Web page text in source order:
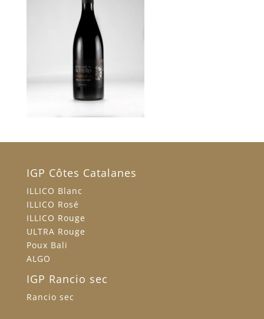
IGP Côtes Catalanes
ILLICO Blanc
ILLICO Rosé
ILLICO Rouge
ULTRA Rouge
Poux Bali
ALGO
IGP Rancio sec
Rancio sec